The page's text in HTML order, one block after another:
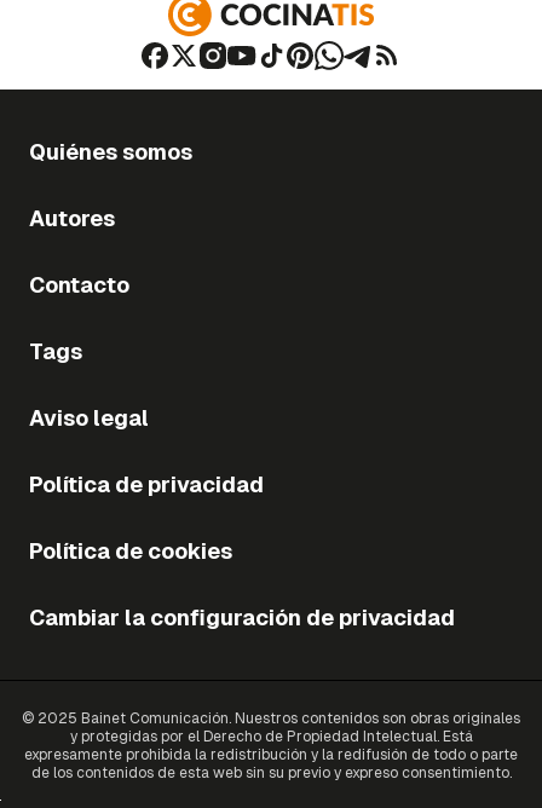
Quiénes somos
Autores
Contacto
Tags
Aviso legal
Política de privacidad
Política de cookies
Cambiar la configuración de privacidad
© 2025 Bainet Comunicación. Nuestros contenidos son obras originales
y protegidas por el Derecho de Propiedad Intelectual. Está
expresamente prohibida la redistribución y la redifusión de todo o parte
de los contenidos de esta web sin su previo y expreso consentimiento.